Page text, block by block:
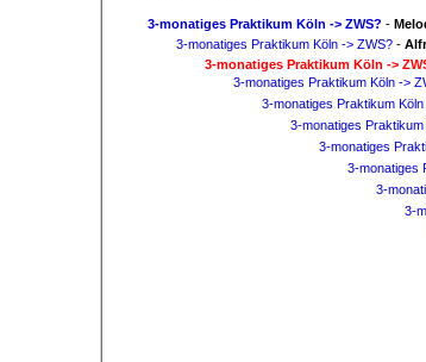
3-monatiges Praktikum Köln -> ZWS? -
3-monatiges Praktikum Köln -> ZWS?-
3-monatiges Praktikum Köln ->
3-monatiges Praktikum Köln ->
3-monatiges Praktikum
3-monatiges Praktikum
3-monatiges
3-monatiges
3-
3-